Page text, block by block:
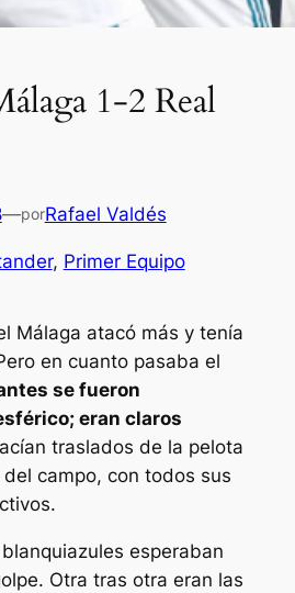
1-2 Real
—porRafael Valdés
, Primer Equipo
Málaga atacó más y tenía
en cuanto pasaba el
se fueron
eran claros
traslados de la pelota
campo, con todos sus
esperaban
Otra tras otra eran las